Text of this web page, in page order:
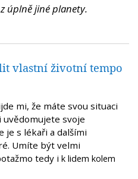
úplně jiné planety.
vlastní životní tempo
mi, že máte svou situaci
uvědomujete svoje
je s lékaři a dalšími
Umíte být velmi
tedy i k lidem kolem